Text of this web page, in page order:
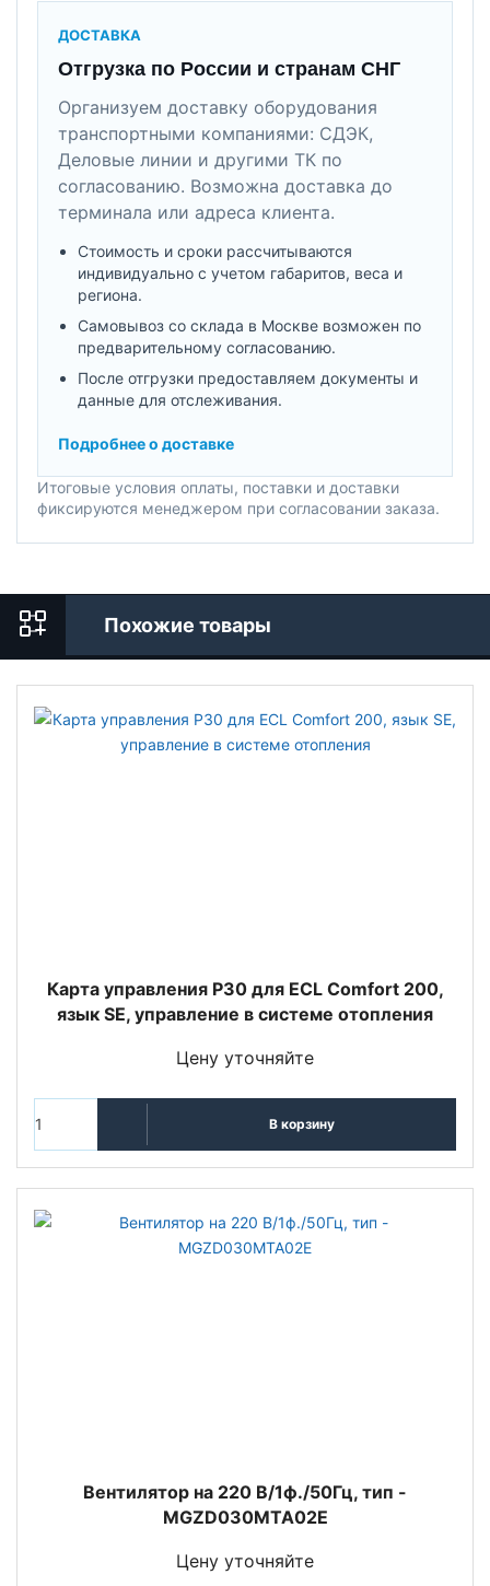
ДОСТАВКА
Отгрузка по России и странам СНГ
Организуем доставку оборудования
транспортными компаниями: СДЭК,
Деловые линии и другими ТК по
согласованию. Возможна доставка до
терминала или адреса клиента.
Стоимость и сроки рассчитываются
индивидуально с учетом габаритов, веса и
региона.
Самовывоз со склада в Москве возможен по
предварительному согласованию.
После отгрузки предоставляем документы и
данные для отслеживания.
Подробнее о доставке
Итоговые условия оплаты, поставки и доставки
фиксируются менеджером при согласовании заказа.
Похожие товары
Карта управления P30 для ECL Comfort 200,
язык SE, управление в системе отопления
Цену уточняйте
В корзину
Вентилятор на 220 В/1ф./50Гц, тип -
MGZD030MTA02E
Цену уточняйте